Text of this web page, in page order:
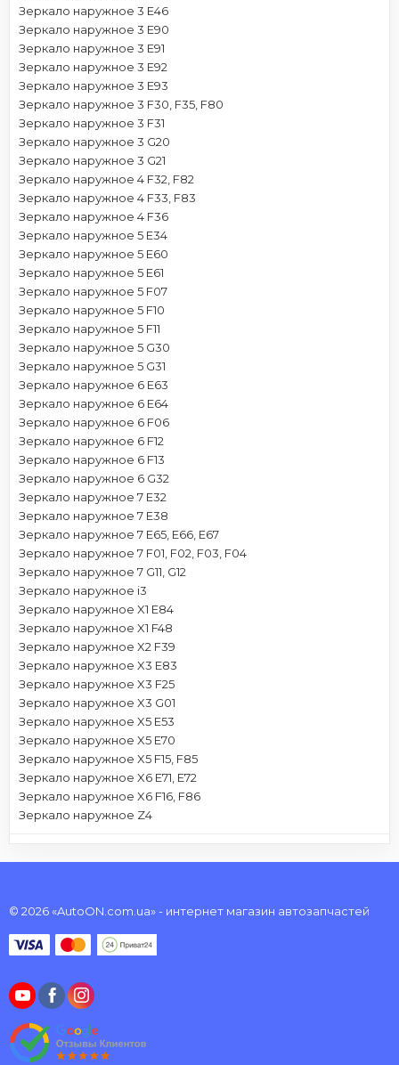
Зеркало наружное 3 E46
Зеркало наружное 3 E90
Зеркало наружное 3 E91
Зеркало наружное 3 E92
Зеркало наружное 3 E93
Зеркало наружное 3 F30, F35, F80
Зеркало наружное 3 F31
Зеркало наружное 3 G20
Зеркало наружное 3 G21
Зеркало наружное 4 F32, F82
Зеркало наружное 4 F33, F83
Зеркало наружное 4 F36
Зеркало наружное 5 E34
Зеркало наружное 5 E60
Зеркало наружное 5 E61
Зеркало наружное 5 F07
Зеркало наружное 5 F10
Зеркало наружное 5 F11
Зеркало наружное 5 G30
Зеркало наружное 5 G31
Зеркало наружное 6 E63
Зеркало наружное 6 E64
Зеркало наружное 6 F06
Зеркало наружное 6 F12
Зеркало наружное 6 F13
Зеркало наружное 6 G32
Зеркало наружное 7 E32
Зеркало наружное 7 E38
Зеркало наружное 7 E65, E66, E67
Зеркало наружное 7 F01, F02, F03, F04
Зеркало наружное 7 G11, G12
Зеркало наружное i3
Зеркало наружное X1 E84
Зеркало наружное X1 F48
Зеркало наружное X2 F39
Зеркало наружное X3 E83
Зеркало наружное X3 F25
Зеркало наружное X3 G01
Зеркало наружное X5 E53
Зеркало наружное X5 E70
Зеркало наружное X5 F15, F85
Зеркало наружное X6 E71, E72
Зеркало наружное X6 F16, F86
Зеркало наружное Z4
© 2026 «AutoON.com.ua» - интернет магазин автозапчастей